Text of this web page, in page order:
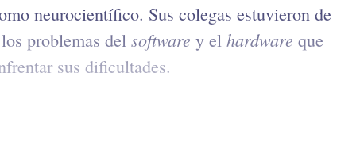
neurocientífico. Sus colegas estuvieron de
problemas del software y el hardware que
sus dificultades.